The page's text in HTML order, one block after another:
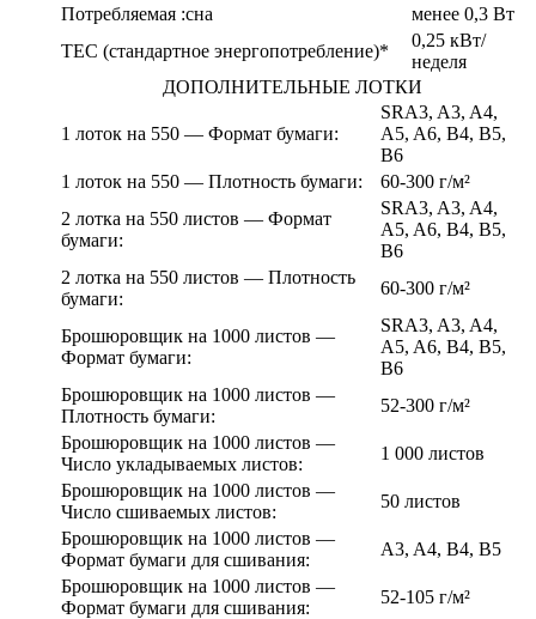
Потребляемая :сна
менее 0,3 Вт
TEC (стандартное энергопотребление)*
0,25 кВт/
неделя
ДОПОЛНИТЕЛЬНЫЕ ЛОТКИ
1 лоток на 550 — Формат бумаги:
SRA3, A3, A4,
A5, A6, B4, B5,
B6
1 лоток на 550 — Плотность бумаги:
60-300 г/м²
2 лотка на 550 листов — Формат
бумаги:
SRA3, A3, A4,
A5, A6, B4, B5,
B6
2 лотка на 550 листов — Плотность
бумаги:
60-300 г/м²
Брошюровщик на 1000 листов —
Формат бумаги:
SRA3, A3, A4,
A5, A6, B4, B5,
B6
Брошюровщик на 1000 листов —
Плотность бумаги:
52-300 г/м²
Брошюровщик на 1000 листов —
Число укладываемых листов:
1 000 листов
Брошюровщик на 1000 листов —
Число сшиваемых листов:
50 листов
Брошюровщик на 1000 листов —
Формат бумаги для сшивания:
A3, A4, B4, B5
Брошюровщик на 1000 листов —
Формат бумаги для сшивания:
52-105 г/м²